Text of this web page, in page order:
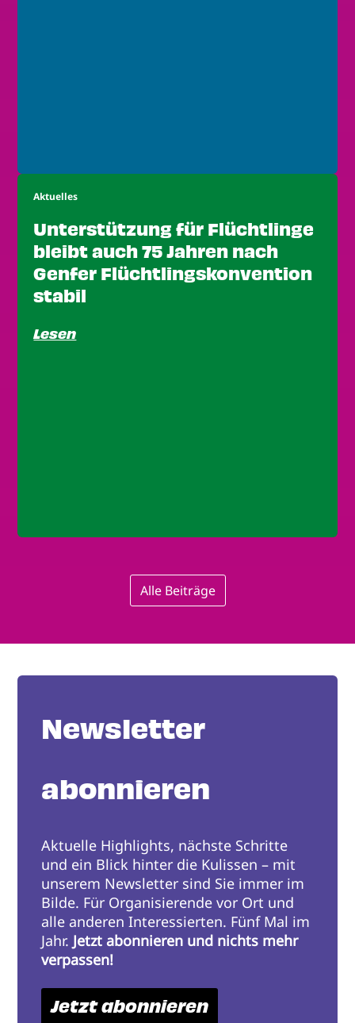
Aktuelles
Unterstützung für Flüchtlinge
bleibt auch 75 Jahren nach
Genfer Flüchtlingskonvention
stabil
Lesen
Alle Beiträge
Newsletter
abonnieren
Aktuelle Highlights, nächste Schritte
und ein Blick hinter die Kulissen – mit
unserem Newsletter sind Sie immer im
Bilde. Für Organisierende vor Ort und
alle anderen Interessierten. Fünf Mal im
Jahr. Jetzt abonnieren und nichts mehr
verpassen!
Jetzt abonnieren